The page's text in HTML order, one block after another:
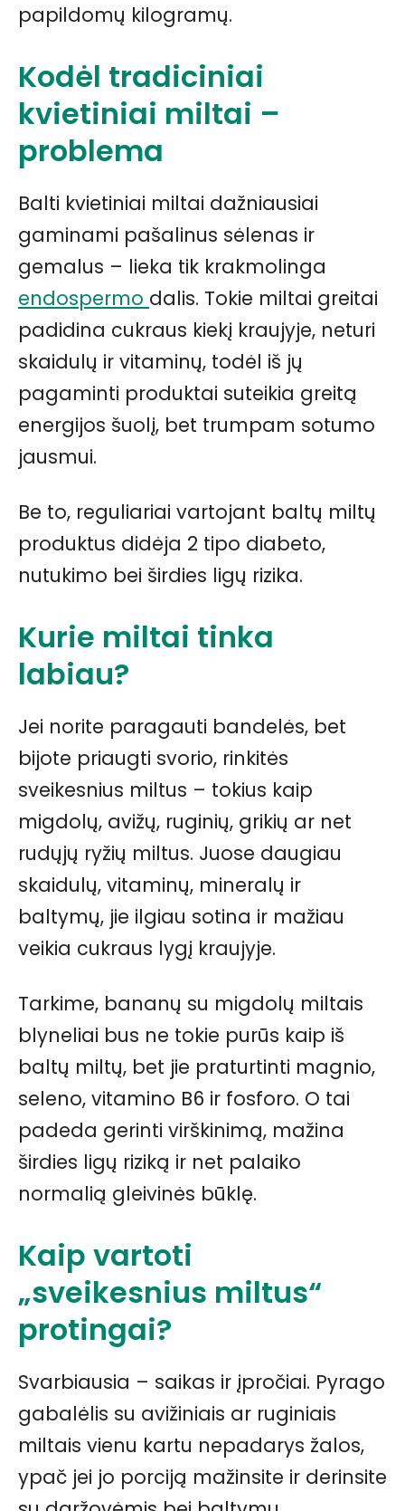
papildomų kilogramų.
Kodėl tradiciniai
kvietiniai miltai –
problema
Balti kvietiniai miltai dažniausiai
gaminami pašalinus sėlenas ir
gemalus – lieka tik krakmolinga
endospermo dalis. Tokie miltai greitai
padidina cukraus kiekį kraujyje, neturi
skaidulų ir vitaminų, todėl iš jų
pagaminti produktai suteikia greitą
energijos šuolį, bet trumpam sotumo
jausmui.
Be to, reguliariai vartojant baltų miltų
produktus didėja 2 tipo diabeto,
nutukimo bei širdies ligų rizika.
Kurie miltai tinka
labiau?
Jei norite paragauti bandelės, bet
bijote priaugti svorio, rinkitės
sveikesnius miltus – tokius kaip
migdolų, avižų, ruginių, grikių ar net
rudųjų ryžių miltus. Juose daugiau
skaidulų, vitaminų, mineralų ir
baltymų, jie ilgiau sotina ir mažiau
veikia cukraus lygį kraujyje.
Tarkime, bananų su migdolų miltais
blyneliai bus ne tokie purūs kaip iš
baltų miltų, bet jie praturtinti magnio,
seleno, vitamino B6 ir fosforo. O tai
padeda gerinti virškinimą, mažina
širdies ligų riziką ir net palaiko
normalią gleivinės būklę.
Kaip vartoti
„sveikesnius miltus“
protingai?
Svarbiausia – saikas ir įpročiai. Pyrago
gabalėlis su avižiniais ar ruginiais
miltais vienu kartu nepadarys žalos,
ypač jei jo porciją mažinsite ir derinsite